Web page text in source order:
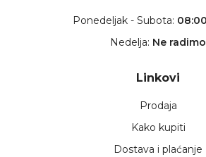
Ponedeljak - Subota:
Nedelja: Ne radimo
Linkovi
Prodaja
Kako kupiti
Dostava i plaćanje